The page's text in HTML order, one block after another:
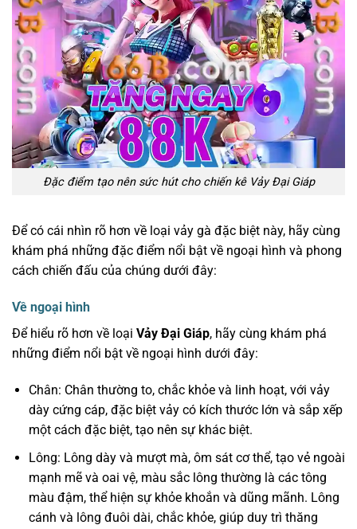
Đặc điểm tạo nên sức hút cho chiến kê Vảy Đại Giáp
Để có cái nhìn rõ hơn về loại vảy gà đặc biệt này, hãy cùng
khám phá những đặc điểm nổi bật về ngoại hình và phong
cách chiến đấu của chúng dưới đây:
Về ngoại hình
Để hiểu rõ hơn về loại Vảy Đại Giáp, hãy cùng khám phá
những điểm nổi bật về ngoại hình dưới đây:
Chân: Chân thường to, chắc khỏe và linh hoạt, với vảy
dày cứng cáp, đặc biệt vảy có kích thước lớn và sắp xếp
một cách đặc biệt, tạo nên sự khác biệt.
Lông: Lông dày và mượt mà, ôm sát cơ thể, tạo vẻ ngoài
mạnh mẽ và oai vệ, màu sắc lông thường là các tông
màu đậm, thể hiện sự khỏe khoắn và dũng mãnh. Lông
cánh và lông đuôi dài, chắc khỏe, giúp duy trì thăng